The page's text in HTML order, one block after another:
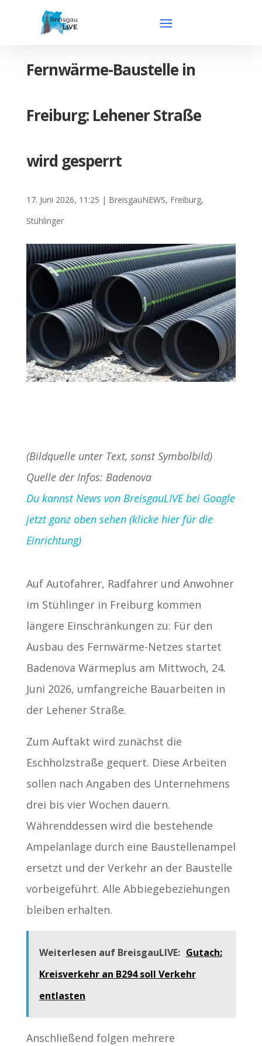
Fernwärme-Baustelle in
Freiburg: Lehener Straße
wird gesperrt
17. Juni 2026, 11:25 | BreisgauNEWS, Freiburg,
Stühlinger
(Bildquelle unter Text, sonst Symbolbild)
Quelle der Infos: Badenova
Du kannst News von BreisgauLIVE bei Google
jetzt ganz oben sehen (klicke hier für die
Einrichtung)
Auf Autofahrer, Radfahrer und Anwohner
im Stühlinger in Freiburg kommen
längere Einschränkungen zu: Für den
Ausbau des Fernwärme-Netzes startet
Badenova Wärmeplus am Mittwoch, 24.
Juni 2026, umfangreiche Bauarbeiten in
der Lehener Straße.
Zum Auftakt wird zunächst die
Eschholzstraße gequert. Diese Arbeiten
sollen nach Angaben des Unternehmens
drei bis vier Wochen dauern.
Währenddessen wird die bestehende
Ampelanlage durch eine Baustellenampel
ersetzt und der Verkehr an der Baustelle
vorbeigeführt. Alle Abbiegebeziehungen
bleiben erhalten.
Weiterlesen auf BreisgauLIVE: Gutach:
Kreisverkehr an B294 soll Verkehr
entlasten
Anschließend folgen mehrere